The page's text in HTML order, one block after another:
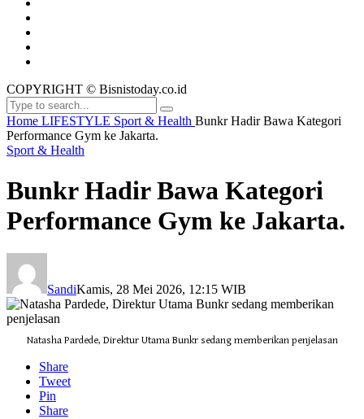
COPYRIGHT © Bisnistoday.co.id
Home LIFESTYLE Sport & Health Bunkr Hadir Bawa Kategori
Performance Gym ke Jakarta.
Sport & Health
Bunkr Hadir Bawa Kategori
Performance Gym ke Jakarta.
SandiKamis, 28 Mei 2026, 12:15 WIB
Natasha Pardede, Direktur Utama Bunkr sedang memberikan penjelasan
Share
Tweet
Pin
Share